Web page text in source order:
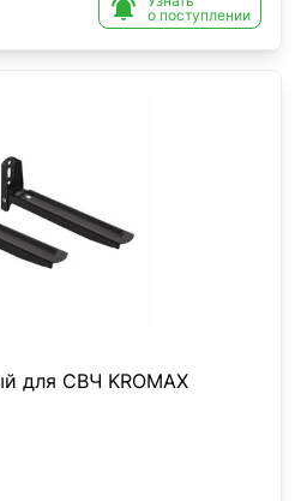

о поступлении
для СВЧ KROMAX